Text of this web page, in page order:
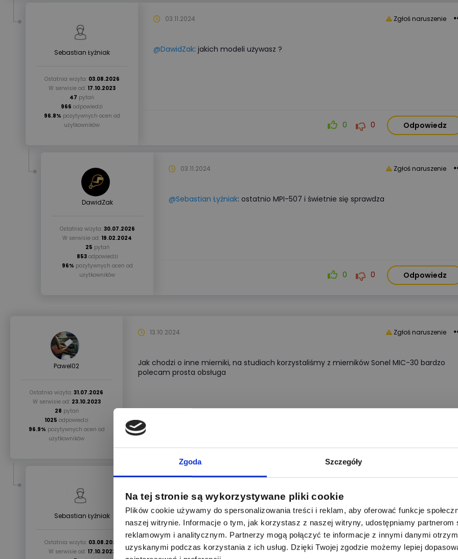
Zgoda Szczegóły
Na tej stronie są wykorzystywane pliki cookie
Plików cookie używamy do spersonalizowania treści i reklam, aby oferować funkcje
naszej witrynie. Informacje o tym, jak korzystasz z naszej witryny, udostępniamy partnerom
reklamowym i analitycznym. Partnerzy mogą połączyć te informacje z innymi danymi
uzyskanymi podczas korzystania z ich usług. Dzięki Twojej zgodzie możemy lepiej
Sebastian Łyźniak
Ostatnia wizyta: 03.08.2026
W serwisie od: 17.10.2023
47 pytań
966 odpowiedzi
96.8% pozytywnych ocen od
użytkowników
Zgłoś naruszenie
03.11.2024
@DawidZak: jakich modeli używasz ?
0 0 Odpowiedz
DawidZak
Ostatnia wizyta: 30.07.2026
W serwisie od: 19.02.2024
25 pytań
853odpowiedzi
96% pozytywnych ocen od
użytkowników
Zgłoś naruszenie
03.11.2024
@Sebastian Łyźniak: ostatnio MPI-507 i świetnie się sprawdza
0 0 Odpowiedz
Pawel02
Ostatnia wizyta: 31.07.2026
W serwisie od: 23.10.2023
28 pytań
1025 odpowiedzi
96.9% pozytywnych ocen od
użytkowników
Zgłoś naruszenie
13.10.2024
Jak chodzi o inne mierniki, na studiach korzystaliśmy z mierników Sonel MIC-30 bardzo
polecam prosta obsługa
Sebastian Łyźniak
Ostatnia wizyta: 03.08.2026
W serwisie od: 17.10.2023
@Pawel02: a to nie jest przypadkiem miernik rezystancji izolacji? szukam kombajnu,
który mi zmierzy wszystko.